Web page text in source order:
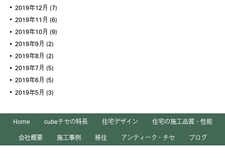
2019年12月 (7)
2019年11月 (6)
2019年10月 (9)
2019年9月 (2)
2019年8月 (2)
2019年7月 (5)
2019年6月 (5)
2019年5月 (3)
Home cubeチセの特長 住宅デザイン
住宅の施工品質・性能
会社概要
施工事例 移住 アンティーク・チセ ブログ